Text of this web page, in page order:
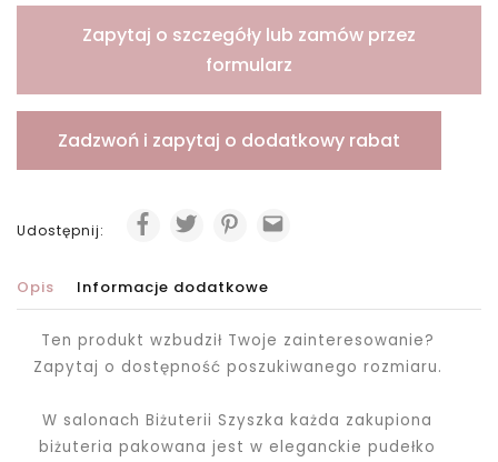
Zapytaj o szczegóły lub zamów przez
formularz
Zadzwoń i zapytaj o dodatkowy rabat
Udostępnij:
Opis Informacje dodatkowe
Ten produkt wzbudził Twoje zainteresowanie?
Zapytaj o dostępność poszukiwanego rozmiaru.
W salonach Biżuterii Szyszka każda zakupiona
biżuteria pakowana jestw eleganckie pudełko